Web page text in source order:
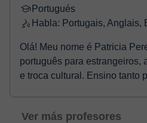
Portugués
Habla: Portugais, Anglais,
Olá! Meu nome é Patricia
português para estrangeiros,
e troca cultural. Ensino tanto
Ver más profesores